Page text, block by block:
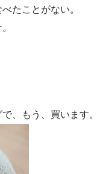
たことがない。
、もう、買います。